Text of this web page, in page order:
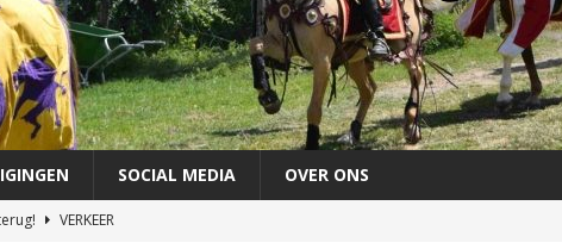
SOCIAL MEDIA OVER ONS
VERKEER